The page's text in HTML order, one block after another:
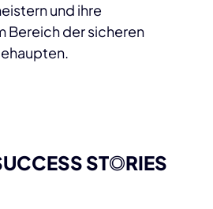
und ihre
Bereich der sicheren
STORIES